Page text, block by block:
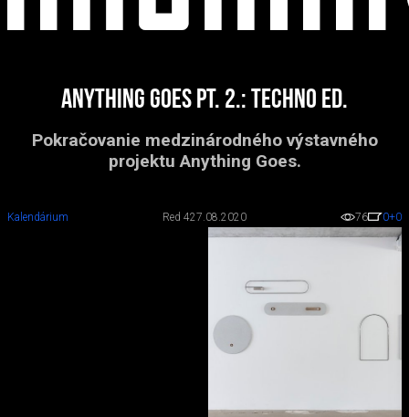
Anything Goes pt. 2.: Techno ed.
Pokračovanie medzinárodného výstavného
projektu Anything Goes.
Kalendárium Red 427.08.2020 76 0+0